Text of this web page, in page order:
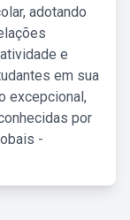
adotando
e
em sua
excepcional,
por
-